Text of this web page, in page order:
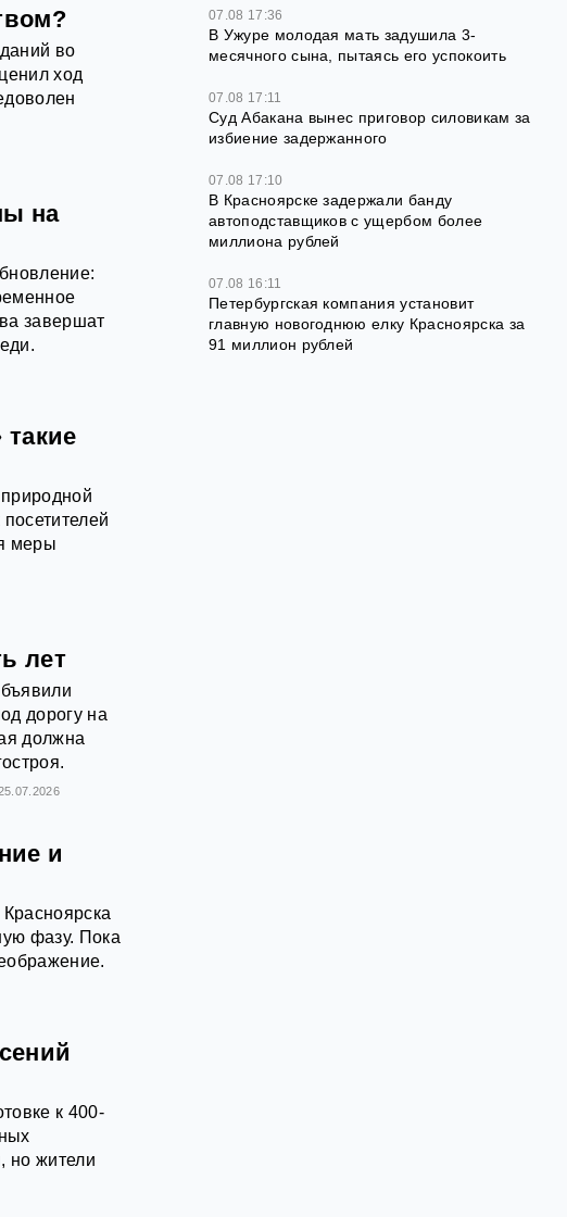
во
ход
на
завершат
меры
лет
дорогу на
должна
и
фазу. Пока
к 400-
но жители
07.08 17:36
В Ужуре молодая мать задушила 3-
месячного сына, пытаясь его успокоить
07.08 17:11
Суд Абакана вынес приговор силовикам за
избиение задержанного
07.08 17:10
В Красноярске задержали банду
автоподставщиков с ущербом более
миллиона рублей
07.08 16:11
Петербургская компания установит
главную новогоднюю елку Красноярска за
91 миллион рублей